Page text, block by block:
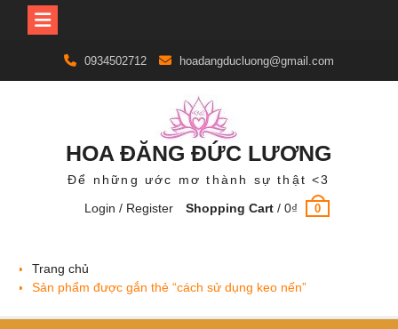
content
0934502712 hoadangducluong@gmail.com
HOA ĐĂNG ĐỨC LƯƠNG
Để những ước mơ thành sự thật <3
Login / Register
Shopping Cart /0₫ 0
Trang chủ
Sản phẩm được gắn thẻ “cách sử dụng keo nến”